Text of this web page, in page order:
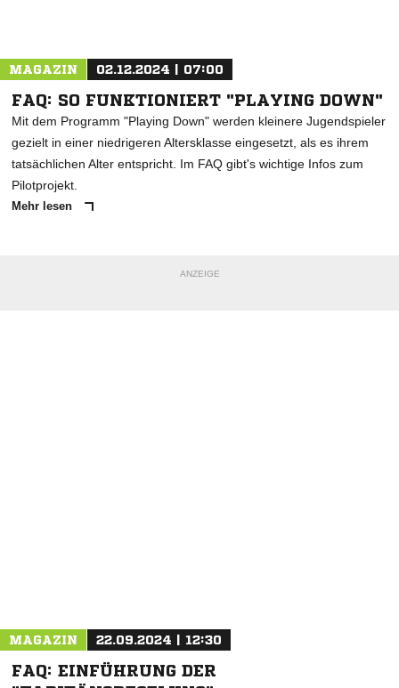
MAGAZIN 02.12.2024 | 07:00
FAQ: SO FUNKTIONIERT "PLAYING DOWN"
Mit dem Programm "Playing Down" werden kleinere Jugendspieler
gezielt in einer niedrigeren Altersklasse eingesetzt, als es ihrem
tatsächlichen Alter entspricht. Im FAQ gibt's wichtige Infos zum
Pilotprojekt.
Mehr lesen
ANZEIGE
MAGAZIN 22.09.2024 | 12:30
FAQ: EINFÜHRUNG DER